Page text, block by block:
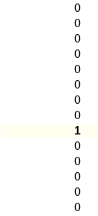
0
0
0
0
0
0
0
0
1
0
0
0
0
0